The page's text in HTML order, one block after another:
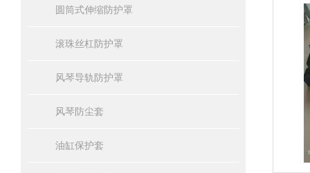
圆筒式伸缩防护罩
滚珠丝杠防护罩
风琴导轨防护罩
风琴防尘套
油缸保护套